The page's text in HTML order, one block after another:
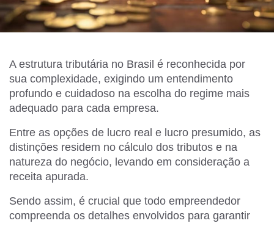
A estrutura tributária no Brasil é reconhecida por
sua complexidade, exigindo um entendimento
profundo e cuidadoso na escolha do regime mais
adequado para cada empresa.
Entre as opções de lucro real e lucro presumido, as
distinções residem no cálculo dos tributos e na
natureza do negócio, levando em consideração a
receita apurada.
Sendo assim, é crucial que todo empreendedor
compreenda os detalhes envolvidos para garantir